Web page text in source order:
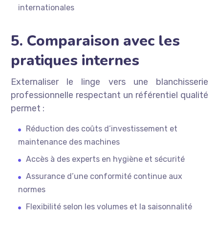
internationales
5. Comparaison avec les
pratiques internes
Externaliser le linge vers une blanchisserie
professionnelle respectant un référentiel qualité
permet :
Réduction des coûts d’investissement et
maintenance des machines
Accès à des experts en hygiène et sécurité
Assurance d’une conformité continue aux
normes
Flexibilité selon les volumes et la saisonnalité